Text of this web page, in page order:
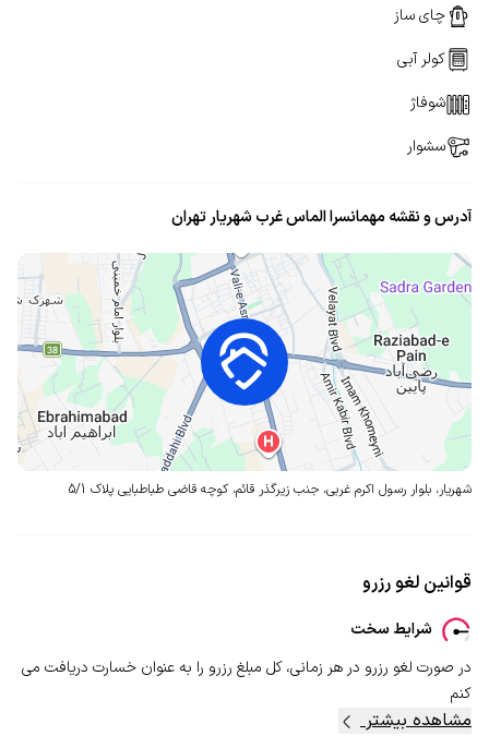
چای ساز
کولر آبی
شوفاژ
سشوار
آدرس و نقشه مهمانسرا الماس غرب شهریار تهران
شهریار، بلوار رسول اکرم غربی، جنب زیرگذر قائم، کوچه قاضی طباطبایی پلاک 5/1
قوانین لغو رزرو
شرایط سخت
در صورت لغو رزرو در هر زمانی، کل مبلغ رزرو را به عنوان خسارت دریافت می
کنم
مشاهده بیشتر